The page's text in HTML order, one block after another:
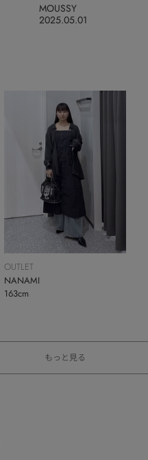
2025.05.01
MOUSSY
OUTLET
NANAMI
163cm
もっと見る